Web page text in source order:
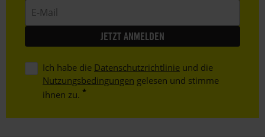
Mail
Ich habe die Datenschutzrichtlinie und die
Nutzungsbedingungen gelesen und stimme
ihnen zu.